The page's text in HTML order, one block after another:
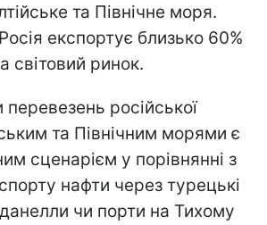
та Північне моря.
експортує близько 60%
світовий ринок.
перевезень російської
та Північним морями є
сценарієм у порівнянні з
нафти через турецькі
чи порти на Тихому